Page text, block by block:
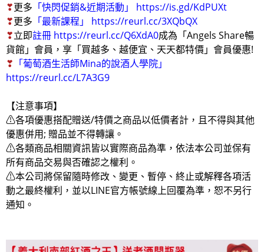
❣更多 「快閃促銷&近期活動」
https://is.gd/KdPUXt
❣更多 「最新課程」
https://reurl.cc/3XQbQX
❣立即註冊 https://reurl.cc/Q6XdA0成為「Angels Share暢
貨館」會員，享「買越多、越便宜、天天都特價」會員優惠!
❣ 「葡萄酒生活師Mina的說酒人學院」
https://reurl.cc/L7A3G9
【注意事項】
⚠各項優惠搭配贈送/特價之商品以低價者計，且不得與其他
優惠併用; 贈品並不得轉讓。
⚠各類商品相關資訊皆以實際商品為準，依法本公司並保有
所有商品交易與否確認之權利。
⚠本公司將保留隨時修改、變更、暫停、終止或解釋各項活
動之最終權利，並以LINE官方帳號線上回覆為準，恕不另行
通知。